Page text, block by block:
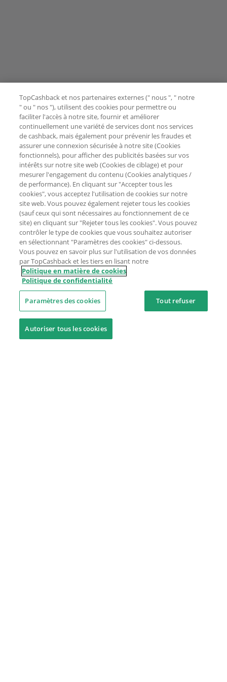
TopCashback et nos partenaires externes (" nous ", " notre
" ou " nos "), utilisent des cookies pour permettre ou
faciliter l'accès à notre site, fournir et améliorer
continuellement une variété de services dont nos services
de cashback, mais également pour prévenir les fraudes et
assurer une connexion sécurisée à notre site (Cookies
fonctionnels), pour afficher des publicités basées sur vos
intérêts sur notre site web (Cookies de ciblage) et pour
mesurer l'engagement du contenu (Cookies analytiques /
de performance). En cliquant sur "Accepter tous les
cookies", vous acceptez l'utilisation de cookies sur notre
site web. Vous pouvez également rejeter tous les cookies
(sauf ceux qui sont nécessaires au fonctionnement de ce
site) en cliquant sur "Rejeter tous les cookies". Vous pouvez
contrôler le type de cookies que vous souhaitez autoriser
en sélectionnant "Paramètres des cookies" ci-dessous.
Vous pouvez en savoir plus sur l'utilisation de vos données
par TopCashback et les tiers en lisant notre
Politique en matière de cookies
Politique de confidentialité
Paramètres des cookies Tout refuser
Autoriser tous les cookies